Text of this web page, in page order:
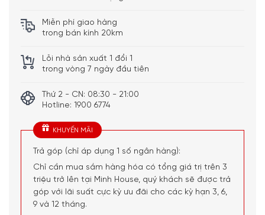
điệu và bảng màu bắt mắt
Vành đĩa được tạo hình thành các đường vân cách đều,
đơn giản nhưng đem lại hiệu ứng thị giác ấn tượng, cùng
với 6 màu sắc bắt mắt – đỏ cherry, cam núi lửa, vàng mật
ong, xanh kiwi, xanh dương và tím, tạo nên tổng thể vô
Miễn phí giao hàng
trong bán kính 20km
Lỗi nhà sản xuất 1 đổi 1
trong vòng 7 ngày đầu tiên
Thứ 2 - CN: 08:30 - 21:00
Hotline: 1900 6774
KHUYẾN MÃI
Trả góp (chỉ áp dụng 1 số ngân hàng):
Chỉ cần mua sắm hàng hóa có tổng giá trị trên 3
triệu trở lên tại Minh House, quý khách sẽ được trả
góp với lãi suất cực kỳ ưu đãi cho các kỳ hạn 3, 6,
9 và 12 tháng.